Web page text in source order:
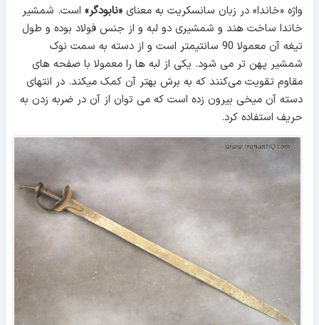
واژه «خاندا» در زبان سانسکریت به معنای «نابودگر» است. شمشیر
خاندا ساخت هند و شمشیری دو لبه و از جنس فولاد بوده و طول
تیغه آن معمولا 90 سانتیمتر است و از دسته به سمت نوک
شمشیر پهن تر می شود. یکی از لبه ها را معمولا با صفحه های
مقاوم تقویت می‌کنند که به برش بهتر آن کمک میکند. در انتهای
دسته آن میخی بیرون زده‌ است که می توان از آن در ضربه زدن به
حریف استفاده کرد.